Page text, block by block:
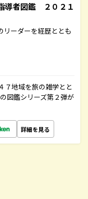
導者図鑑 ２０２１
リーダーを経歴ととも
７地域を旅の雑学とと
図鑑シリーズ第２弾が
詳細を見る